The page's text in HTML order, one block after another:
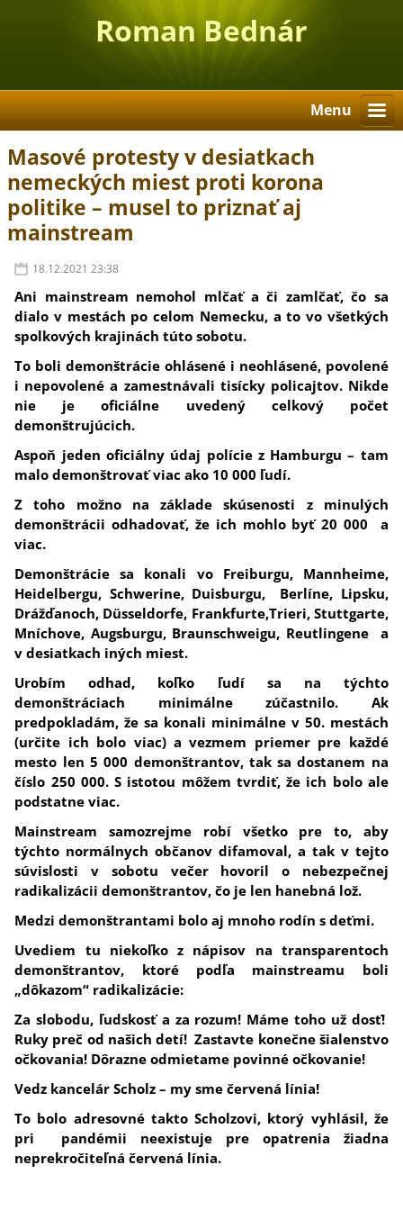
Roman Bednár
Menu
Masové protesty v desiatkach
nemeckých miest proti korona
politike – musel to priznať aj
mainstream
18.12.2021 23:38
Ani mainstream nemohol mlčať a či zamlčať, čo sa
dialo v mestách po celom Nemecku, a to vo všetkých
spolkových krajinách túto sobotu.
To boli demonštrácie ohlásené i neohlásené, povolené
i nepovolené a zamestnávali tisícky policajtov. Nikde
nie je oficiálne uvedený celkový počet
demonštrujúcich.
Aspoň jeden oficiálny údaj polície z Hamburgu – tam
malo demonštrovať viac ako 10 000 ľudí.
Z toho možno na základe skúsenosti z minulých
demonštrácii odhadovať, že ich mohlo byť 20 000 a
viac.
Demonštrácie sa konali vo Freiburgu, Mannheime,
Heidelbergu, Schwerine, Duisburgu, Berlíne, Lipsku,
Drážďanoch, Düsseldorfe, Frankfurte,Trieri, Stuttgarte,
Mníchove, Augsburgu, Braunschweigu, Reutlingene a
v desiatkach iných miest.
Urobím odhad, koľko ľudí sa na týchto
demonštráciach minimálne zúčastnilo. Ak
predpokladám, že sa konali minimálne v 50. mestách
(určite ich bolo viac) a vezmem priemer pre každé
mesto len 5 000 demonštrantov, tak sa dostanem na
číslo 250 000. S istotou môžem tvrdiť, že ich bolo ale
podstatne viac.
Mainstream samozrejme robí všetko pre to, aby
týchto normálnych občanov difamoval, a tak v tejto
súvislosti v sobotu večer hovoril o nebezpečnej
radikalizácii demonštrantov, čo je len hanebná lož.
Medzi demonštrantami bolo aj mnoho rodín s deťmi.
Uvediem tu niekoľko z nápisov na transparentoch
demonštrantov, ktoré podľa mainstreamu boli
„dôkazom“ radikalizácie:
Za slobodu, ľudskosť a za rozum! Máme toho už dosť!
Ruky preč od našich detí! Zastavte konečne šialenstvo
očkovania! Dôrazne odmietame povinné očkovanie!
Vedz kancelár Scholz – my sme červená línia!
To bolo adresovné takto Scholzovi, ktorý vyhlásil, že
pri pandémii neexistuje pre opatrenia žiadna
neprekročiteľná červená línia.